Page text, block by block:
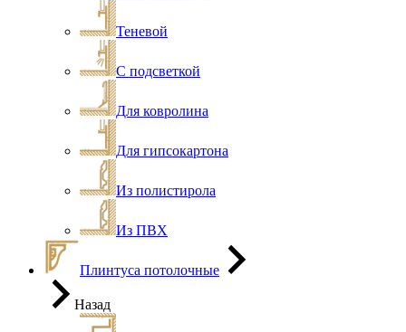
Теневой
С подсветкой
Для ковролина
Для гипсокартона
Из полистирола
Из ПВХ
Плинтуса потолочные
Назад